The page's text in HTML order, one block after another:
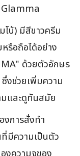
โบ้) มีสีขาวครีม
รือถือได้อย่าง
ด้วยตัวอักษร
งช่วยเพิ่มความ
มและดูทันสมัย
การสั่งทำ
มีความเป็นตัว